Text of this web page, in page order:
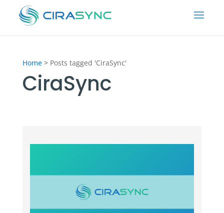
Home > Posts tagged 'CiraSync'
CiraSync